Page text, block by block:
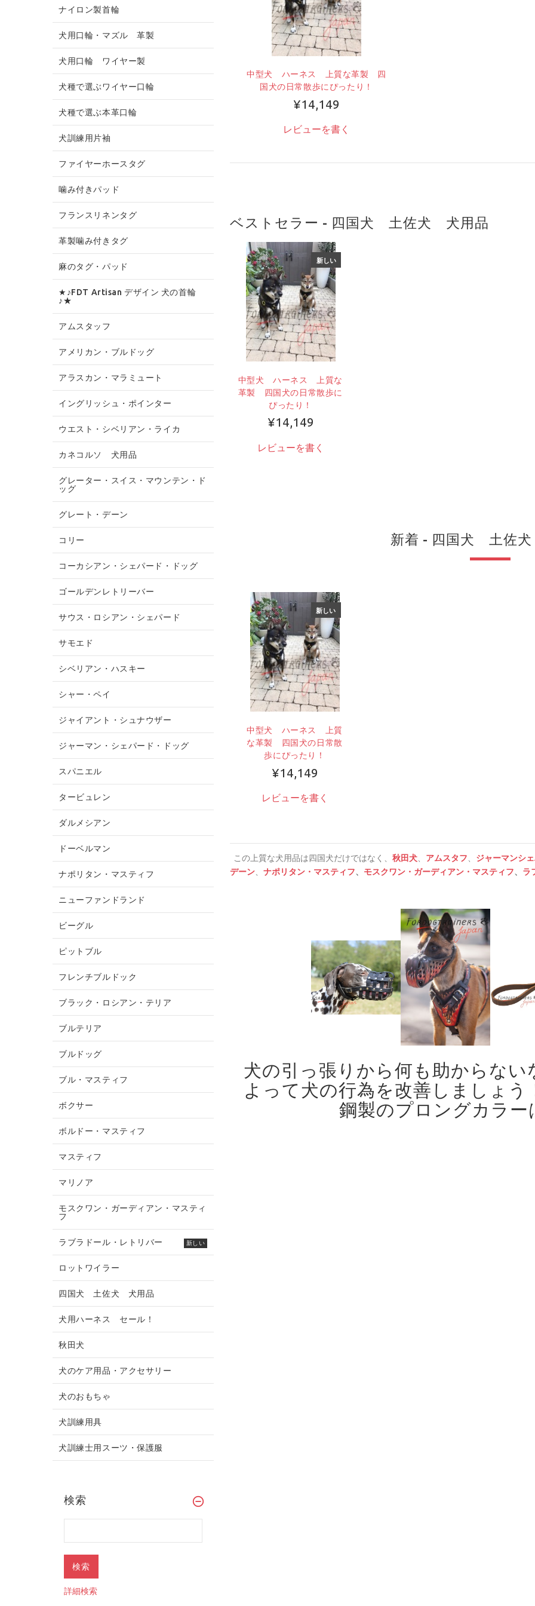
中型犬 ハーネス 上質な革製 四
国犬の日常散歩にぴったり！
¥14,149
レビューを書く
ベストセラー - 四国犬 土佐犬 犬用品
中型犬 ハーネス 上質な
革製 四国犬の日常散歩に
ぴったり！
新しい
¥14,149
レビューを書く
新着 - 四国犬 土佐
新しい
中型犬 ハーネス 上質
な革製 四国犬の日常散
歩にぴったり！
¥14,149
レビューを書く
この上質な犬用品は四国犬だけではなく、 秋田犬、 アムスタフ、 ジャーマンシ
デーン、 ナポリタン・マスティフ、 モスクワン・ガーディアン・マスティフ、 ラ
犬の引っ張りから何も助からない
よって犬の行為を改善しましょう
鋼製のプロングカラー
ナイロン製首輪
犬用口輪・マズル 革製
犬用口輪 ワイヤー製
犬種で選ぶワイヤー口輪
犬種で選ぶ本革口輪
犬訓練用片袖
ファイヤーホースタグ
噛み付きパッド
フランスリネンタグ
革製噛み付きタグ
麻のタグ・パッド
★♪FDT Artisan デザイン 犬の首輪
♪★
アムスタッフ
アメリカン・ブルドッグ
アラスカン・マラミュート
イングリッシュ・ポインター
ウエスト・シベリアン・ライカ
カネコルソ 犬用品
グレーター・スイス・マウンテン・ド
ッグ
グレート・デーン
コリー
コーカシアン・シェパード・ドッグ
ゴールデンレトリーバー
サウス・ロシアン・シェパード
サモエド
シベリアン・ハスキー
シャー・ペイ
ジャイアント・シュナウザー
ジャーマン・シェパード・ドッグ
スパニエル
タービュレン
ダルメシアン
ドーベルマン
ナポリタン・マスティフ
ニューファンドランド
ビーグル
ピットブル
フレンチブルドック
ブラック・ロシアン・テリア
ブルテリア
ブルドッグ
ブル・マスティフ
ボクサー
ボルドー・マスティフ
マスティフ
マリノア
モスクワン・ガーディアン・マスティ
フ
ラブラドール・レトリバー 新しい
ロットワイラー
四国犬 土佐犬 犬用品
犬用ハーネス セール！
秋田犬
犬のケア用品・アクセサリー
犬のおもちゃ
犬訓練用具
犬訓練士用スーツ・保護服
検索
詳細検索